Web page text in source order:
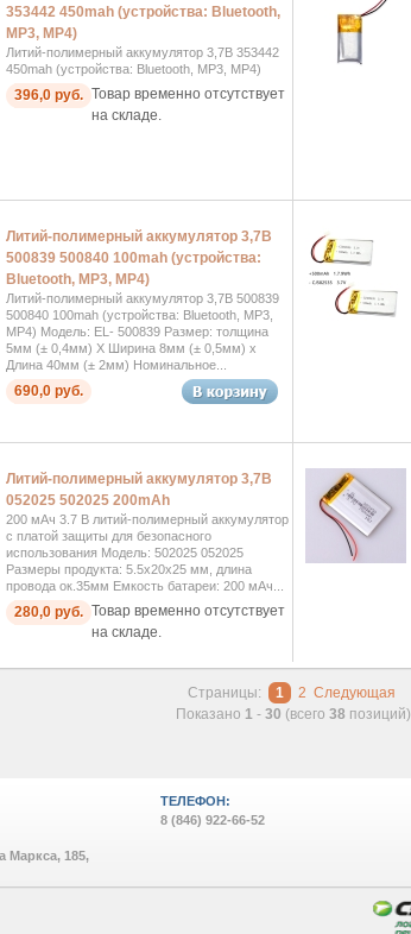
353442 450mah (устройства: Bluetooth,
MP3, MP4)
Литий-полимерный аккумулятор 3,7В 353442
450mah (устройства: Bluetooth, MP3, MP4)
396,0 руб. Товар временно отсутствует
на складе.
Литий-полимерный аккумулятор 3,7В
500839 500840 100mah (устройства:
Bluetooth, MP3, MP4)
Литий-полимерный аккумулятор 3,7В 500839
500840 100mah (устройства: Bluetooth, MP3,
MP4) Модель: EL- 500839 Размер: толщина
5мм (± 0,4мм) X Ширина 8мм (± 0,5мм) x
Длина 40мм (± 2мм) Номинальное...
690,0 руб.
Литий-полимерный аккумулятор 3,7В
052025 502025 200mAh
200 мАч 3.7 В литий-полимерный аккумулятор
с платой защиты для безопасного
использования Модель: 502025 052025
Размеры продукта: 5.5x20x25 мм, длина
провода ок.35мм Емкость батареи: 200 мАч...
280,0 руб. Товар временно отсутствует
на складе.
Страницы: 1 2 Следующая
Показано 1 - 30 (всего 38 позиций)
Маркса, 185,
ТЕЛЕФОН:
8 (846) 922-66-52